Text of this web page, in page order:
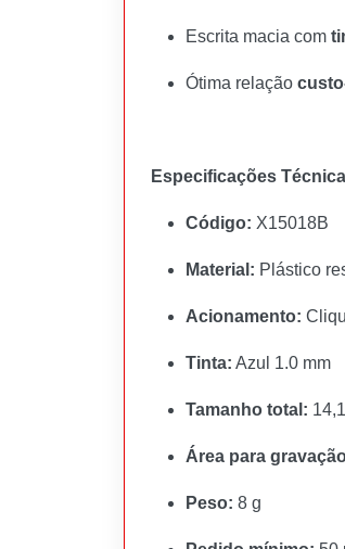
Escrita macia com
Ótima relação
Especificações
Código: X15018B
Material: Plástico
Acionamento:
Tinta: Azul 1.0 mm
Tamanho total:
Área para
Peso: 8 g